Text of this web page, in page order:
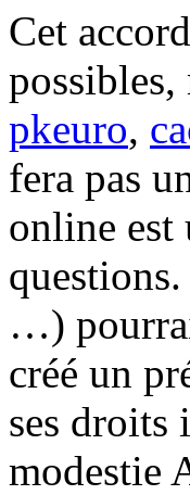
Cet
possibles,
pkeuro,
fera pas
online est
…)
créé un
ses droits
modestie